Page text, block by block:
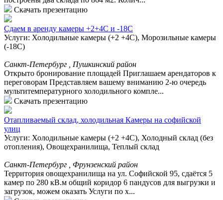
Скачать презентацию
Сдаем в аренду камеры +2+4С и -18С
Услуги: Холодильные камеры (+2 +4С), Морозильные камеры
(-18С)
Санкт-Петербург , Пушкинский район
Открыто бронирование площадей Приглашаем арендаторов к
переговорам Представляем вашему вниманию 2-ю очередь
мультитемпературного холодильного компле...
Скачать презентацию
Отапливаемый склад, холодильная Камеры на софийской
улиц
Услуги: Холодильные камеры (+2 +4С), Холодный склад (без
отопления), Овощехранилища, Теплый склад
Санкт-Петербург , Фрунзенский район
Территория овощехранилища на ул. Софийской 95, сдаётся 5
камер по 280 кВ.м общий коридор 6 пандусов для выгрузки и
загрузок, можем оказать Услуги по х...